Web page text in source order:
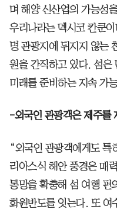
며 해양 신산업의 가능성
우리나라는 멕시코 칸쿤
명 관광지에 뒤지지 않는
원을 간직하고 있다. 섬은
미래를 준비하는 지속 가
-외국인 관광객은 제주를
“외국인 관광객에게도 특
리아스식 해안 풍경은 매
통망을 확충해 섬 여행 편
화원반도를 잇는다. 또 여